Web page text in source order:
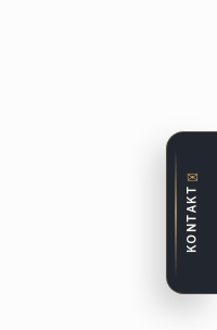
✉
KONTAKT